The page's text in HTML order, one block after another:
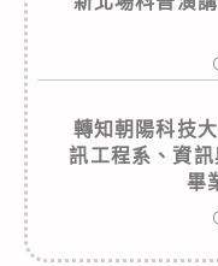
轉知朝陽科技
訊工程系、資
畢